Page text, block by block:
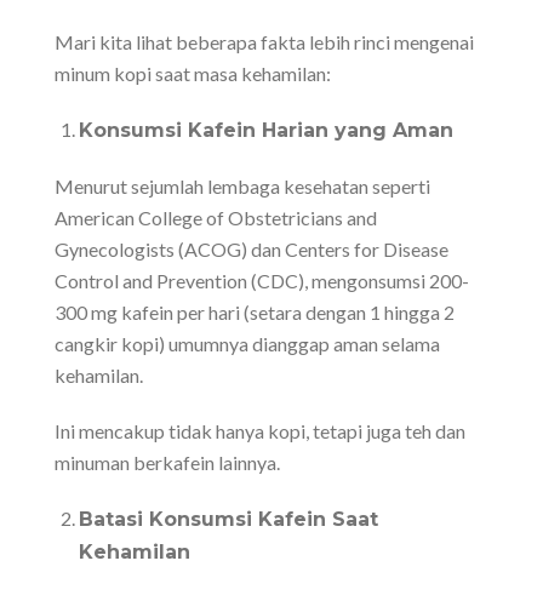
Mari kita lihat beberapa fakta lebih rinci mengenai
minum kopi saat masa kehamilan:
Konsumsi Kafein Harian yang Aman
Menurut sejumlah lembaga kesehatan seperti
American College of Obstetricians and
Gynecologists (ACOG) dan Centers for Disease
Control and Prevention (CDC), mengonsumsi 200-
300 mg kafein per hari (setara dengan 1 hingga 2
cangkir kopi) umumnya dianggap aman selama
kehamilan.
Ini mencakup tidak hanya kopi, tetapi juga teh dan
minuman berkafein lainnya.
Batasi Konsumsi Kafein Saat
Kehamilan